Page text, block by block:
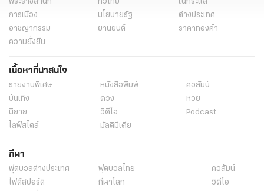
การเมือง
นโยบายรัฐ
ต่างประเทศ
อาชญากรรม
ยานยนต์
ราคาทองคำ
ความยั่งยืน
เนื้อหาที่น่าสนใจ
รายงานพิเศษ หนังสือพิมพ์
คอลัมน์
บันเทิง
ดวง
หวย
นิยาย
วิดีโอ
Podcast
ไลฟ์สไตล์
มัลติมีเดีย
กีฬา
ฟุตบอลต่่างประเทศ ฟุตบอลไทย
คอลัมน์
ไฟต์สปอร์ต
กีฬาโลก
วิดีโอ